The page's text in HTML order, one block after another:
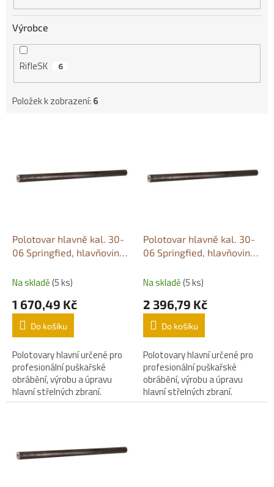
Výrobce
RifleSK 6
Položek k zobrazení: 6
Polotovar hlavně kal. 30-
06 Springfied, hlavňovina
Na skladě(5 ks)
1 670,49 Kč
Do košíku
Polotovary hlavní určené pro
profesionální puškařské
obrábění, výrobu a úpravu
hlavní střelných zbraní.
Polotovar hlavně kal. 30-
06 Springfied, hlavňovina
Na skladě(5 ks)
2 396,79 Kč
Do košíku
Polotovary hlavní určené pro
profesionální puškařské
obrábění, výrobu a úpravu
hlavní střelných zbraní.